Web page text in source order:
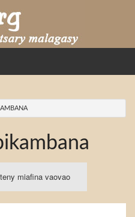
MENU
miafina vaovao